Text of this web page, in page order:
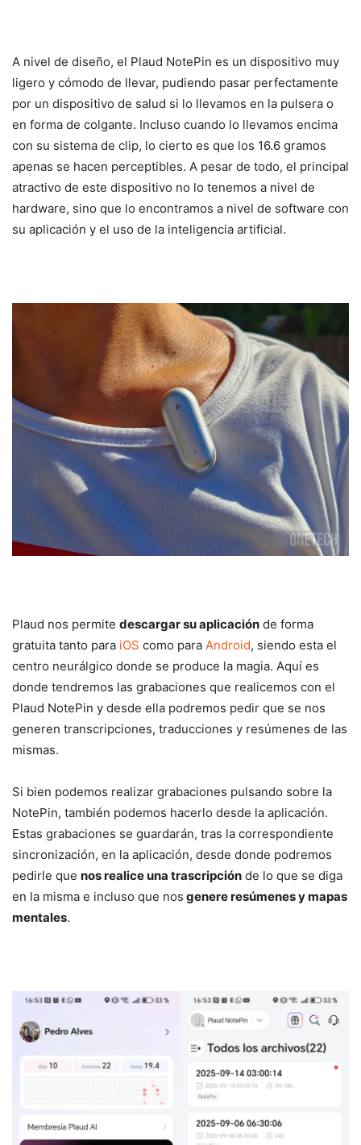
A nivel de diseño, el Plaud NotePin es un dispositivo muy
ligero y cómodo de llevar, pudiendo pasar perfectamente
por un dispositivo de salud si lo llevamos en la pulsera o
en forma de colgante. Incluso cuando lo llevamos encima
con su sistema de clip, lo cierto es que los 16.6 gramos
apenas se hacen perceptibles. A pesar de todo, el principal
atractivo de este dispositivo no lo tenemos a nivel de
hardware, sino que lo encontramos a nivel de software con
su aplicación y el uso de la inteligencia artificial.
Plaud nos permite descargar su aplicación de forma
gratuita tanto para iOS como para Android, siendo esta el
centro neurálgico donde se produce la magia. Aquí es
donde tendremos las grabaciones que realicemos con el
Plaud NotePin y desde ella podremos pedir que se nos
generen transcripciones, traducciones y resúmenes de las
mismas.
Si bien podemos realizar grabaciones pulsando sobre la
NotePin, también podemos hacerlo desde la aplicación.
Estas grabaciones se guardarán, tras la correspondiente
sincronización, en la aplicación, desde donde podremos
pedirle que nos realice una trascripción de lo que se diga
en la misma e incluso que nos genere resúmenes y mapas
mentales.